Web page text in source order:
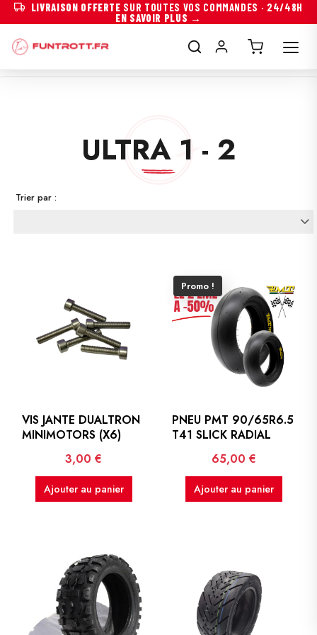
LIVRAISON OFFERTE SUR TOUTES VOS COMMANDES · 24/48H
EN SAVOIR PLUS →
ULTRA 1 - 2
Trier par :
VIS JANTE DUALTRON
MINIMOTORS (X6)
Prix
3,00 €
Ajouter au panier
PNEU PMT 90/65R6.5
T41 SLICK RADIAL
Prix
65,00 €
Ajouter au panier
Promo !